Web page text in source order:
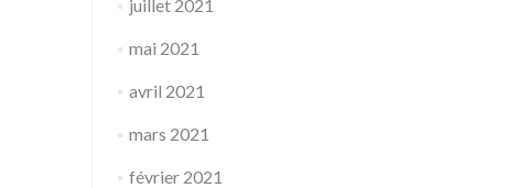
juillet 2021
mai 2021
avril 2021
mars 2021
février 2021